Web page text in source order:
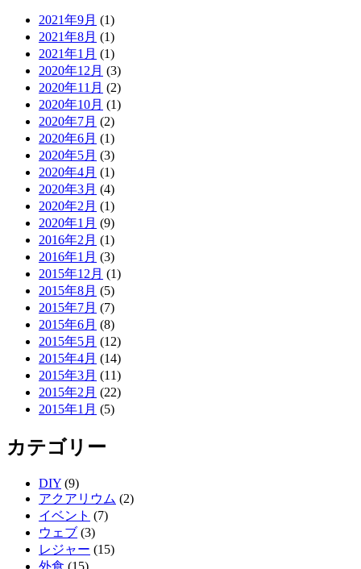
2021年9月 (1)
2021年8月 (1)
2021年1月 (1)
2020年12月 (3)
2020年11月 (2)
2020年10月 (1)
2020年7月 (2)
2020年6月 (1)
2020年5月 (3)
2020年4月 (1)
2020年3月 (4)
2020年2月 (1)
2020年1月 (9)
2016年2月 (1)
2016年1月 (3)
2015年12月 (1)
2015年8月 (5)
2015年7月 (7)
2015年6月 (8)
2015年5月 (12)
2015年4月 (14)
2015年3月 (11)
2015年2月 (22)
2015年1月 (5)
カテゴリー
DIY (9)
アクアリウム (2)
イベント (7)
ウェブ (3)
レジャー (15)
外食 (15)